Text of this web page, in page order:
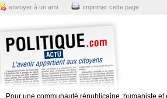
envoyer à un ami imprimer cette page
Pour une communauté républicaine, humaniste et